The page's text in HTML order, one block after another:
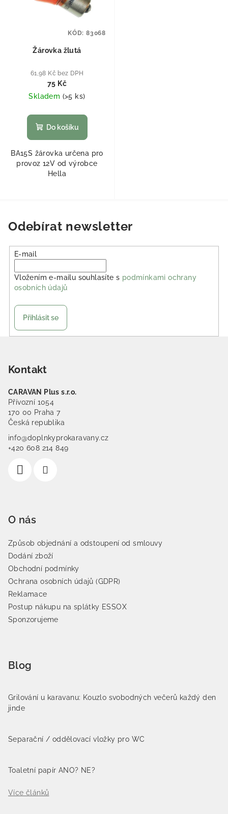
Žárovka žlutá
61,98 Kč bez DPH
75 Kč
Skladem (>5 ks)
Do košíku
BA15S žárovka určena pro
provoz 12V od výrobce
Hella
KÓD: 83068
Odebírat newsletter
E-mail
Vložením e-mailu souhlasíte s podmínkami ochrany
osobních údajů
Přihlásit se
Kontakt
CARAVAN Plus s.r.o.
Přívozní 1054
170 00 Praha 7
Česká republika
info@doplnkyprokaravany.cz
+420 608 214 849
O nás
Způsob objednání a odstoupení od smlouvy
Dodání zboží
Obchodní podmínky
Ochrana osobních údajů (GDPR)
Reklamace
Postup nákupu na splátky ESSOX
Sponzorujeme
Blog
Grilování u karavanu: Kouzlo svobodných večerů každý den
jinde
Separační / oddělovací vložky pro WC
Toaletní papír ANO? NE?
Více článků